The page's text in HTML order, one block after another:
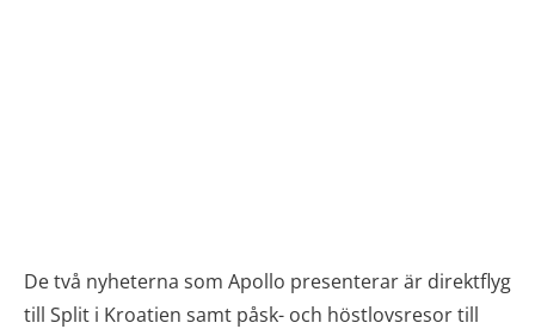
De två nyheterna som Apollo presenterar är direktflyg
till Split i Kroatien samt påsk- och höstlovsresor till